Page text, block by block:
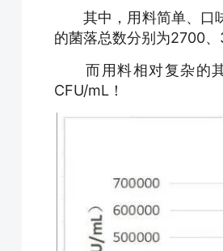
其中，用料简单、口味
的菌落总数分别为2700
而用料相对复杂的其
CFU/mL！